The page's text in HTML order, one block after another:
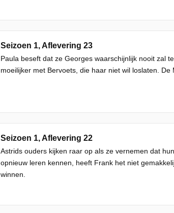
Seizoen 1, Aflevering 23
Paula beseft dat ze Georges waarschijnlijk nooit zal
moeilijker met Bervoets, die haar niet wil loslaten.
Seizoen 1, Aflevering 22
Astrids ouders kijken raar op als ze vernemen dat
opnieuw leren kennen, heeft Frank het niet
winnen.